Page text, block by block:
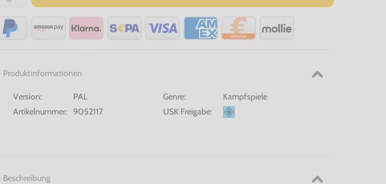
Produktinformationen
Version: PAL Genre:
Kampfspiele
Artikelnummer:
9052117 USK Freigabe:
Beschreibung